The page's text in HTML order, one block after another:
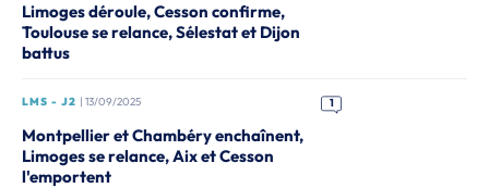
Limoges déroule, Cesson confirme,
Toulouse se relance, Sélestat et Dijon
battus
LMS - J2 | 13/09/2025 1
Montpellier et Chambéry enchaînent,
Limoges se relance, Aix et Cesson
l'emportent